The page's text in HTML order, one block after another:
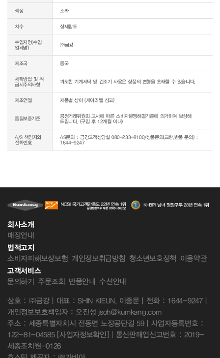
색상 소라
치수 상세참조
수입자명(수입
업체명)
㈜금강
제조국 중국
세탁방법 및 취
급시주의사항
과도한 기계세탁 및 건조기 사용은 상품의 변형을 초래할 수 있습니다.
제조연월 제품별 상이 (케어라벨 참고)
품질보증기준
공정거래위원회 고시에 따른 소비자분쟁해결기준에 의거하여 보상해
드립니다. (구입 후 12개월 이내)
A/S 책임자와
전화번호
AS문의 : 금강고객상담실 080-233-8100/상품문의(교환,반품 문의) :
1644-9247
회사소개
매장안내
법적고지
소비자피해보상보험 개인정보취급방침 청소년보호정책 이용약관
고객서비스
문의하기 주문조회 반품안내 수선안내
상호 : ㈜금강 | 대표 : SHIN KIEUN, 이종문 | 전화 : 1644-9247 |
개인정보보호책임자 : 오진성 jsoh@kumkang.com
주소 : 세종특별자치시 전동면 노장공단길 59 | 사업자등록번호 :
122-81-04585 [사업자정보확인] | 통신판매업신고번호 : 2019-
세종조치원-0126